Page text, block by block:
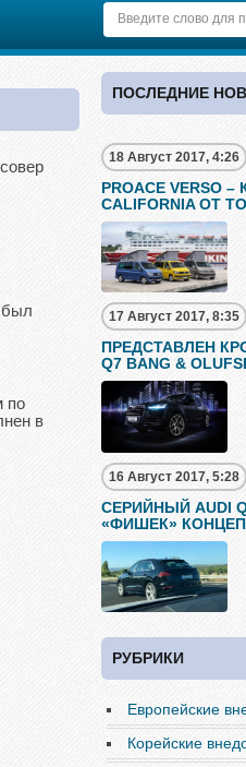
был
по
в
ПОСЛЕДНИЕ
18 Август 2017, 4:26
PROACE VERSO
CALIFORNIA ОТ
17 Август 2017, 8:35
ПРЕДСТАВЛЕН
Q7 BANG &
16 Август 2017, 5:28
СЕРИЙНЫЙ AUDI
«ФИШЕК»
РУБРИКИ
Европейские
Корейские